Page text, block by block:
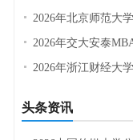
2026年北京师范大
2026年交大安泰
2026年浙江财经大
头条资讯